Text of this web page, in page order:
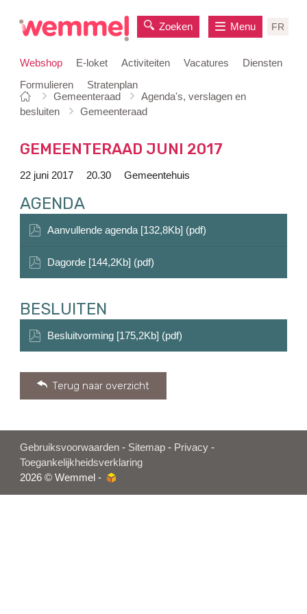
naar
Webshop E-loket Activiteiten Vacatures
Diensten
Formulieren
Stratenplan
Zoeken FR
Menu
Je
bent
Startpagina
Gemeenteraad
Agenda's, verslagen en
besluiten
Gemeenteraad
GEMEENTERAAD JUNI 2017
22 juni 2017 20.30 Gemeentehuis
AGENDA
Aanvullende agenda [132,8Kb] (pdf)
Dagorde [144,2Kb] (pdf)
BESLUITEN
Besluitvorming [175,2Kb] (pdf)
Terug naar overzicht
Gebruiksvoorwaarden - Sitemap - Privacy -
Toegankelijkheidsverklaring
2026 © Wemmel -